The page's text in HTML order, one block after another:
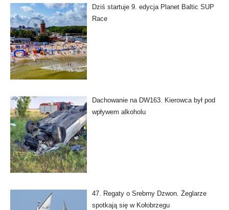
Dziś startuje 9. edycja Planet Baltic SUP
Race
Dachowanie na DW163. Kierowca był pod
wpływem alkoholu
47. Regaty o Srebrny Dzwon. Żeglarze
spotkają się w Kołobrzegu